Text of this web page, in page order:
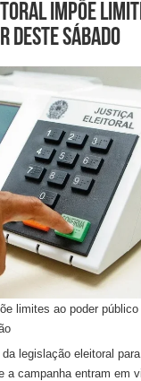
impõe
deste sábado
limites ao poder
legislação eleitoral
a campanha entram em